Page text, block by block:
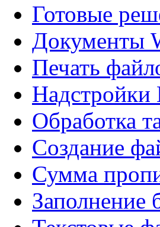
Готовые
Документы
Печать
Надстройки
Обработка
Создание
Сумма
Заполнение